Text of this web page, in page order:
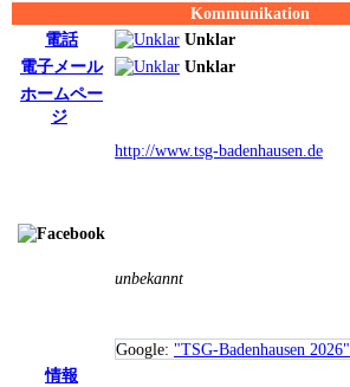
Kommunikation
電話
Unklar
電子メール
Unklar
ホームペー
ジ
http://www.tsg-badenhausen.de
unbekannt
Google: "TSG-Badenhausen 2026"
情報